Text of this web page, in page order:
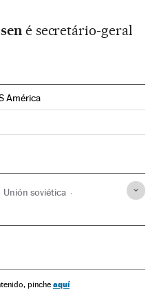
é secretário-geral
América
Twitter
en Instagram
Brasil en Facebook
Unión soviética
pinche aquí